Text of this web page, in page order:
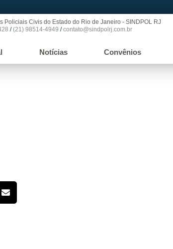
Policiais Civis do Estado do Rio de Janeiro - SINDPOL RJ
/(21) 98514-4949 /contato@sindpolrj.com.br
Notícias Convênios